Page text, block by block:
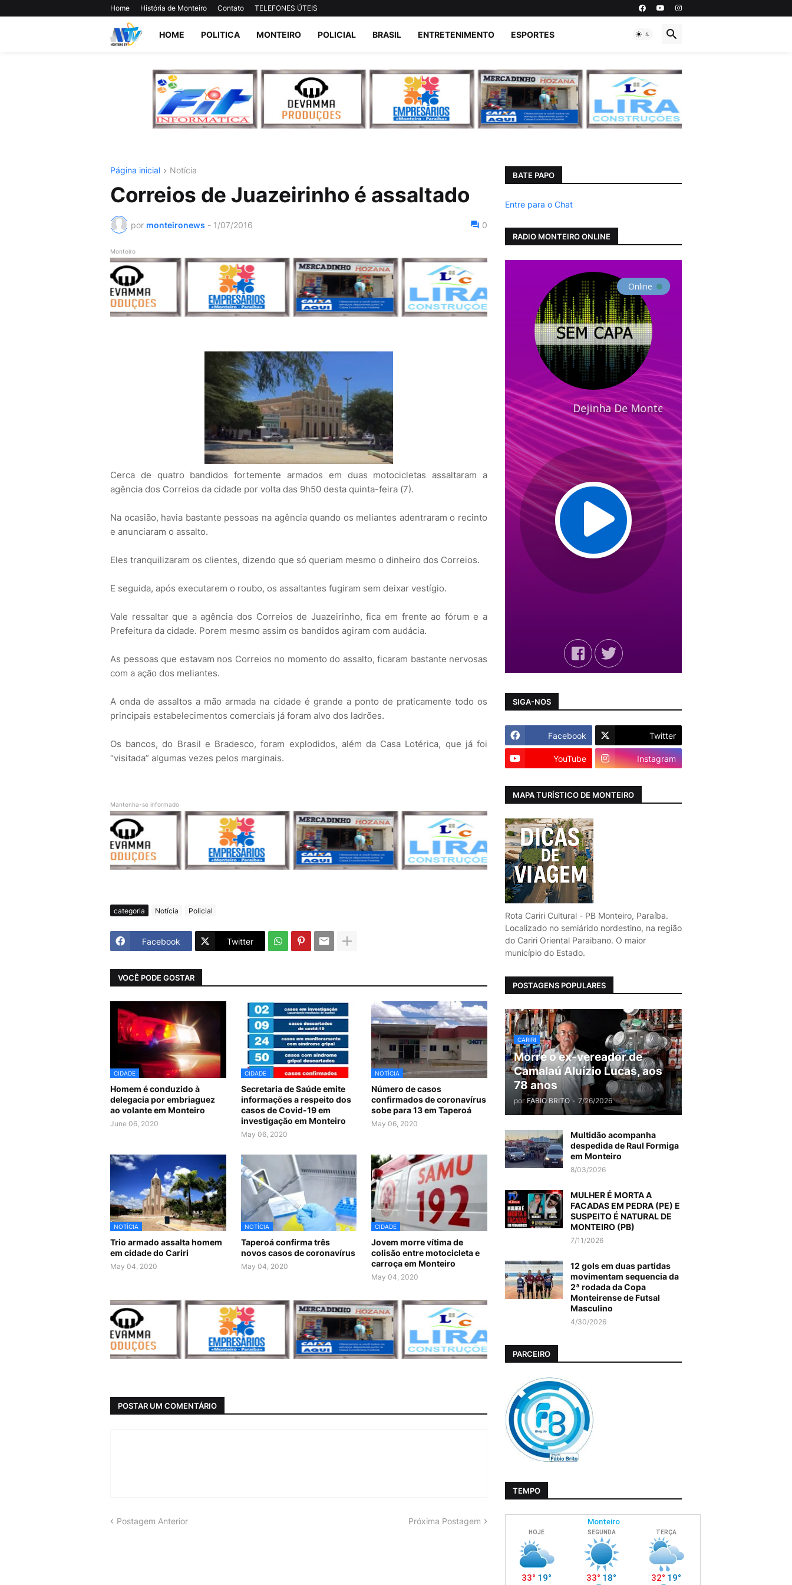
Home História de Monteiro Contato TELEFONES ÚTEIS
HOME POLITICA MONTEIRO POLICIAL BRASIL ENTRETENIMENTO ESPORTES
Página inicial Notícia
Correios de Juazeirinho é assaltado
por monteironews - 1/07/2016 0
Monteiro
Cerca de quatro bandidos fortemente armados em duas motocicletas assaltaram a
agência dos Correios da cidade por volta das 9h50 desta quinta-feira (7).
Na ocasião, havia bastante pessoas na agência quando os meliantes adentraram o recinto
e anunciaram o assalto.
Eles tranquilizaram os clientes, dizendo que só queriam mesmo o dinheiro dos Correios.
E seguida, após executarem o roubo, os assaltantes fugiram sem deixar vestígio.
Vale ressaltar que a agência dos Correios de Juazeirinho, fica em frente ao fórum e a
Prefeitura da cidade. Porem mesmo assim os bandidos agiram com audácia.
As pessoas que estavam nos Correios no momento do assalto, ficaram bastante nervosas
com a ação dos meliantes.
A onda de assaltos a mão armada na cidade é grande a ponto de praticamente todo os
principais estabelecimentos comerciais já foram alvo dos ladrões.
Os bancos, do Brasil e Bradesco, foram explodidos, além da Casa Lotérica, que já foi
“visitada” algumas vezes pelos marginais.
Mantenha-se informado
categoria Notícia Policial
Facebook Twitter
VOCÊ PODE GOSTAR
CIDADE
Homem é conduzido à
delegacia por embriaguez
ao volante em Monteiro
June 06, 2020
CIDADE
Secretaria de Saúde emite
informações a respeito dos
casos de Covid-19 em
investigação em Monteiro
May 06, 2020
NOTÍCIA
Número de casos
confirmados de coronavírus
sobe para 13 em Taperoá
May 06, 2020
NOTÍCIA
Trio armado assalta homem
em cidade do Cariri
May 04, 2020
NOTÍCIA
Taperoá confirma três
novos casos de coronavírus
May 04, 2020
CIDADE
Jovem morre vítima de
colisão entre motocicleta e
carroça em Monteiro
May 04, 2020
POSTAR UM COMENTÁRIO
Postagem Anterior Próxima Postagem
BATE PAPO
Entre para o Chat
RADIO MONTEIRO ONLINE
SIGA-NOS
Facebook Twitter
YouTube Instagram
MAPA TURÍSTICO DE MONTEIRO
Rota Cariri Cultural - PB Monteiro, Paraíba.
Localizado no semiárido nordestino, na região
do Cariri Oriental Paraibano. O maior
município do Estado.
POSTAGENS POPULARES
CARIRI
Morre o ex-vereador de
Camalaú Aluízio Lucas, aos
78 anos
por FABIO BRITO - 7/26/2026
Multidão acompanha
despedida de Raul Formiga
em Monteiro
8/03/2026
MULHER É MORTA A
FACADAS EM PEDRA (PE) E
SUSPEITO É NATURAL DE
MONTEIRO (PB)
7/11/2026
12 gols em duas partidas
movimentam sequencia da
2ª rodada da Copa
Monteirense de Futsal
Masculino
4/30/2026
PARCEIRO
TEMPO